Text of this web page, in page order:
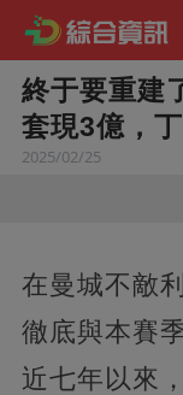
終于要重建
套現3億，
2025/02/25
在曼城不敵
徹底與本賽
近七年以來